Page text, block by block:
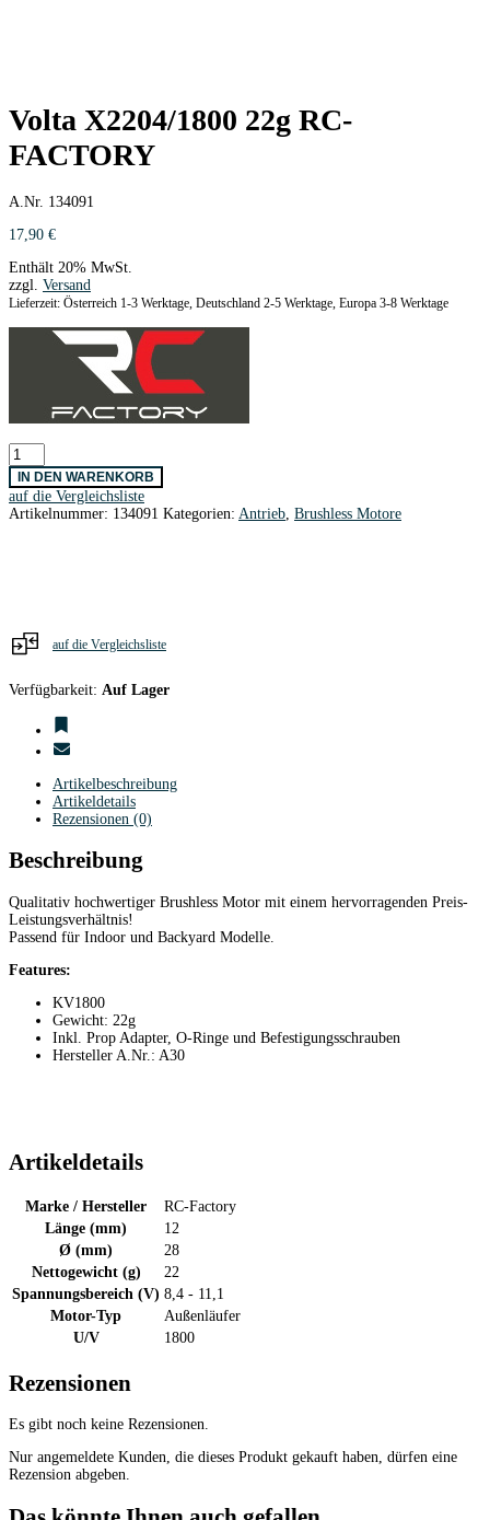
Volta X2204/1800 22g RC-
FACTORY
A.Nr. 134091
17,90 €
Enthält 20% MwSt.
zzgl. Versand
Lieferzeit: Österreich 1-3 Werktage, Deutschland 2-5 Werktage, Europa 3-8 Werktage
Volta
X2204/1800
22g
RC-
FACTORY
IN DEN WARENKORB
auf die Vergleichsliste
Artikelnummer: 134091 Kategorien: Antrieb Brushless Motore
auf die Vergleichsliste
Verfügbarkeit: Auf Lager
Artikelbeschreibung
Artikeldetails
Rezensionen (0)
Beschreibung
Qualitativ hochwertiger Brushless Motor mit einem hervorragenden Preis-
Leistungsverhältnis!
Passend für Indoor und Backyard Modelle.
Features:
KV1800
Gewicht: 22g
Inkl. Prop Adapter, O-Ringe und Befestigungsschrauben
Hersteller A.Nr.: A30
Artikeldetails
Marke / Hersteller
RC-Factory
Länge (mm)
12
Ø (mm)
28
Nettogewicht (g)
22
Spannungsbereich (V) 8,4 - 11,1
Motor-Typ
Außenläufer
U/V
1800
Rezensionen
Es gibt noch keine Rezensionen.
Nur angemeldete Kunden, die dieses Produkt gekauft haben, dürfen eine
Rezension abgeben.